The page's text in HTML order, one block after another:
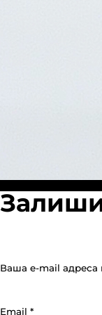
Ваша e-mail адреса
Email *